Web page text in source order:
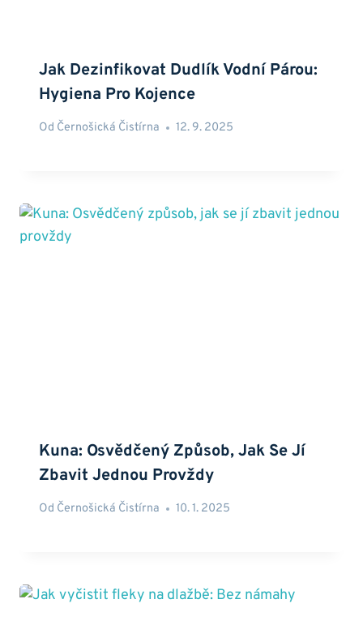
Jak Dezinfikovat Dudlík Vodní Párou:
Hygiena Pro Kojence
Od Černošická Čistírna 12. 9. 2025
Kuna: Osvědčený Způsob, Jak Se Jí
Zbavit Jednou Provždy
Od Černošická Čistírna 10. 1. 2025